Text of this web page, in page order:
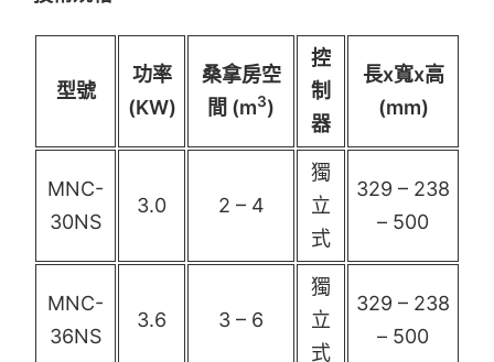
型號
功率
(KW)
桑拿房空
間 (m3)
控
制
器
長x寬x高
(mm)
MNC-
30NS
3.0 2 – 4
獨
立
式
329 – 238
– 500
MNC-
36NS
3.6 3 – 6
獨
立
式
329 – 238
– 500